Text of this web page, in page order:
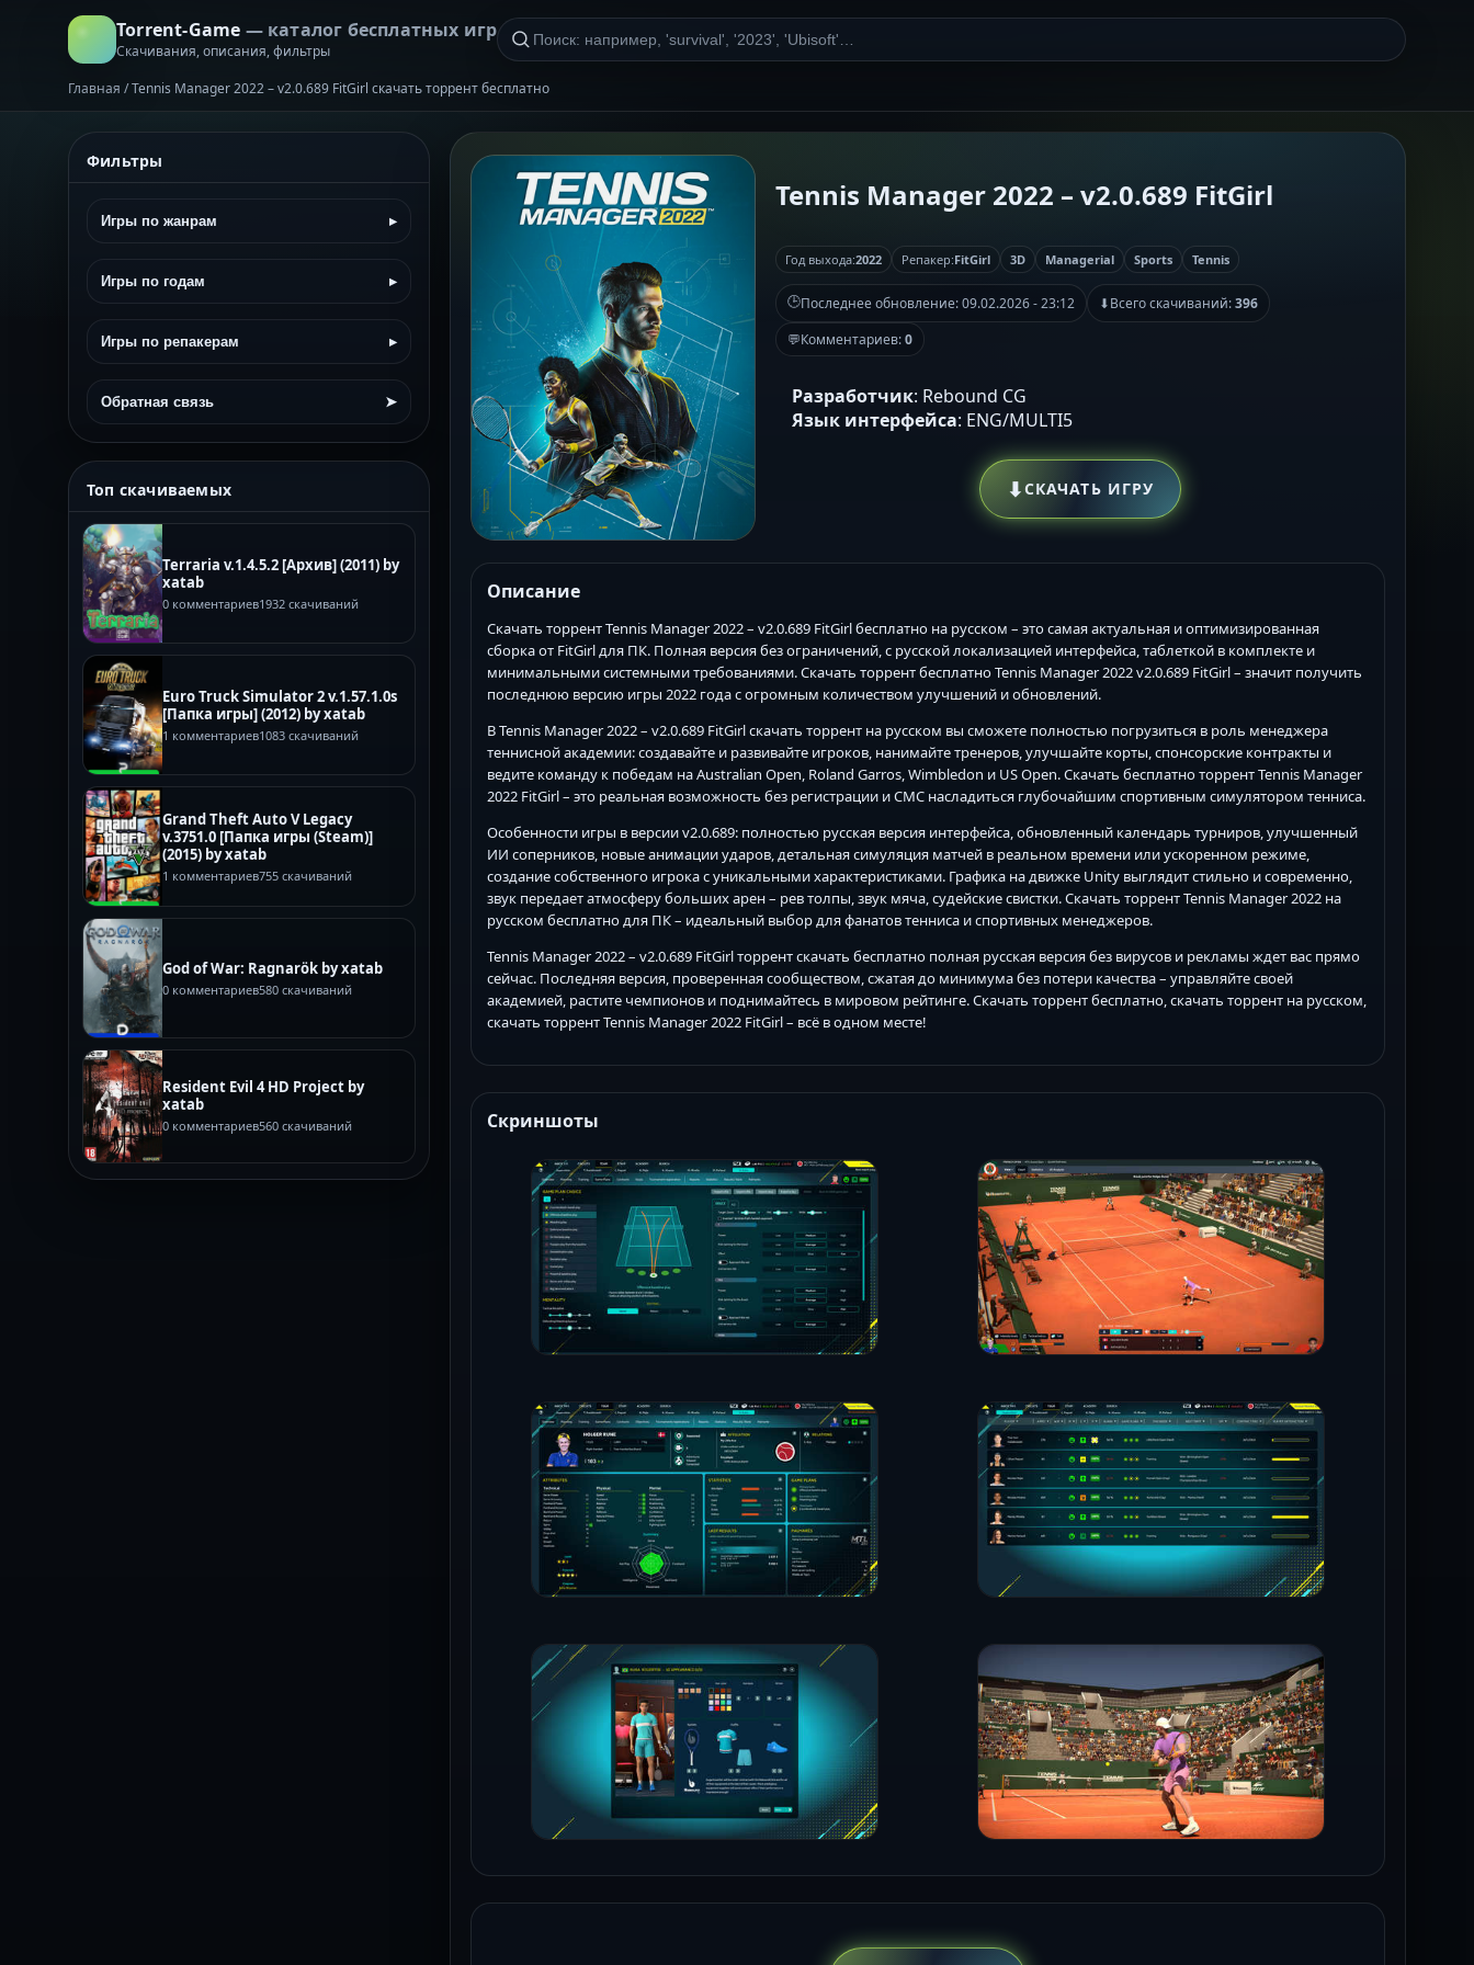
Torrent-Game — каталог бесплатных игр
Скачивания, описания, фильтры
Главная /Tennis Manager 2022 – v2.0.689 FitGirl скачать торрент бесплатно
Фильтры
Игры по жанрам ▸
Игры по годам ▸
Игры по репакерам ▸
Обратная связь ➤
Топ скачиваемых
Terraria v.1.4.5.2 [Архив] (2011) by
xatab
0 комментариев1932 скачиваний
Euro Truck Simulator 2 v.1.57.1.0s
[Папка игры] (2012) by xatab
1 комментариев1083 скачиваний
Grand Theft Auto V Legacy
v.3751.0 [Папка игры (Steam)]
(2015) by xatab
1 комментариев755 скачиваний
God of War: Ragnarök by xatab
0 комментариев580 скачиваний
Resident Evil 4 HD Project by
xatab
0 комментариев560 скачиваний
Tennis Manager 2022 – v2.0.689 FitGirl
Год выхода:2022 Репакер:FitGirl 3D Managerial Sports Tennis
🕒Последнее обновление:09.02.2026 - 23:12 ⬇Всего скачиваний:396
💬Комментариев:0
Разработчик: Rebound CG
Язык интерфейса: ENG/MULTI5
⬇СКАЧАТЬ ИГРУ
Описание
Скачать торрент Tennis Manager 2022 – v2.0.689 FitGirl бесплатно на русском – это самая актуальная и оптимизированная
сборка от FitGirl для ПК. Полная версия без ограничений, с русской локализацией интерфейса, таблеткой в комплекте и
минимальными системными требованиями. Скачать торрент бесплатно Tennis Manager 2022 v2.0.689 FitGirl – значит получить
последнюю версию игры 2022 года с огромным количеством улучшений и обновлений.
В Tennis Manager 2022 – v2.0.689 FitGirl скачать торрент на русском вы сможете полностью погрузиться в роль менеджера
теннисной академии: создавайте и развивайте игроков, нанимайте тренеров, улучшайте корты, спонсорские контракты и
ведите команду к победам на Australian Open, Roland Garros, Wimbledon и US Open. Скачать бесплатно торрент Tennis Manager
2022 FitGirl – это реальная возможность без регистрации и СМС насладиться глубочайшим спортивным симулятором тенниса.
Особенности игры в версии v2.0.689: полностью русская версия интерфейса, обновленный календарь турниров, улучшенный
ИИ соперников, новые анимации ударов, детальная симуляция матчей в реальном времени или ускоренном режиме,
создание собственного игрока с уникальными характеристиками. Графика на движке Unity выглядит стильно и современно,
звук передает атмосферу больших арен – рев толпы, звук мяча, судейские свистки. Скачать торрент Tennis Manager 2022 на
русском бесплатно для ПК – идеальный выбор для фанатов тенниса и спортивных менеджеров.
Tennis Manager 2022 – v2.0.689 FitGirl торрент скачать бесплатно полная русская версия без вирусов и рекламы ждет вас прямо
сейчас. Последняя версия, проверенная сообществом, сжатая до минимума без потери качества – управляйте своей
академией, растите чемпионов и поднимайтесь в мировом рейтинге. Скачать торрент бесплатно, скачать торрент на русском,
скачать торрент Tennis Manager 2022 FitGirl – всё в одном месте!
Скриншоты